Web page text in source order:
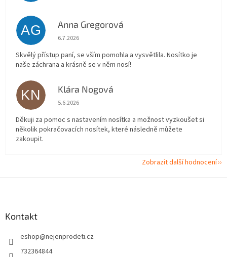
AG Anna Gregorová
Hodnocení obchodu je 5 z 5 hvězdiček.
6.7.2026
Skvělý přístup paní, se vším pomohla a vysvětlila. Nosítko je
naše záchrana a krásně se v něm nosí!
KN Klára Nogová
Hodnocení obchodu je 5 z 5 hvězdiček.
5.6.2026
Děkuji za pomoc s nastavením nosítka a možnost vyzkoušet si
několik pokračovacích nosítek, které následně můžete
zakoupit.
Zobrazit další hodnocení
Kontakt
eshop@nejenprodeti.cz
732364844